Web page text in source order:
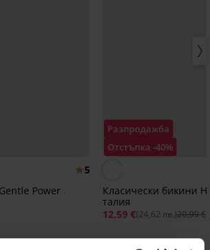
5
Power
Разпродажба
Отстъпка -40%
Класически бикини
талия
12,59 €(24,62 лв.)20,99 €